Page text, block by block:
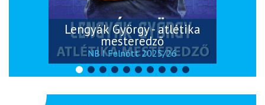
Lengyák György - atlétika
mesteredző
NB I Felnőtt 2025/26